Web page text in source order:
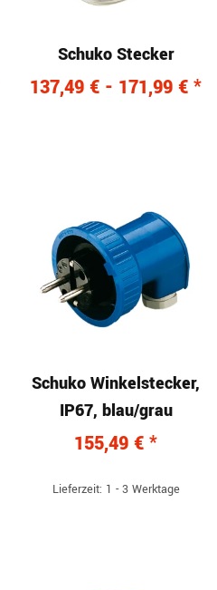
Schuko Stecker
137,49 € - 171,99 € *
Schuko Winkelstecker,
IP67, blau/grau
155,49 € *
Lieferzeit: 1 - 3 Werktage